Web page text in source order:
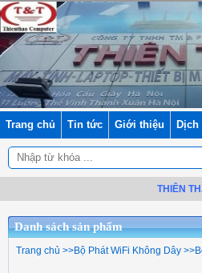
Trang chủ Tin tức Giới thiệu Dịch
THIÊN THẢO
Danh sách sản phẩm
Trang chủ >>Bộ Phát WiFi Không Dây >>